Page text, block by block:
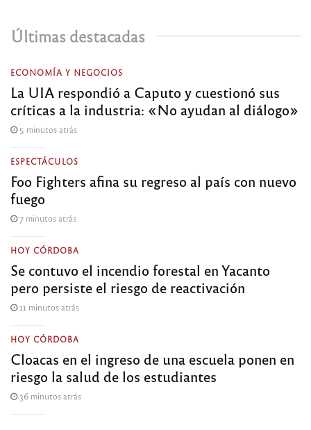
Últimas destacadas
ECONOMÍA Y NEGOCIOS
La UIA respondió a Caputo y cuestionó sus
críticas a la industria: «No ayudan al diálogo»
5 minutos atrás
ESPECTÁCULOS
Foo Fighters afina su regreso al país con nuevo
fuego
7 minutos atrás
HOY CÓRDOBA
Se contuvo el incendio forestal en Yacanto
pero persiste el riesgo de reactivación
11 minutos atrás
HOY CÓRDOBA
Cloacas en el ingreso de una escuela ponen en
riesgo la salud de los estudiantes
36 minutos atrás